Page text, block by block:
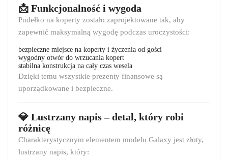
📩 Funkcjonalność i wygoda
Pudełko na koperty zostało zaprojektowane tak, aby
zapewnić maksymalną wygodę podczas uroczystości:
bezpieczne miejsce na koperty i życzenia od gości
wygodny otwór do wrzucania kopert
stabilna konstrukcja na cały czas wesela
Dzięki temu wszystkie prezenty finansowe są
uporządkowane i bezpieczne.
💎 Lustrzany napis – detal, który robi
różnicę
Charakterystycznym elementem modelu Galaxy jest złoty,
lustrzany napis, który: